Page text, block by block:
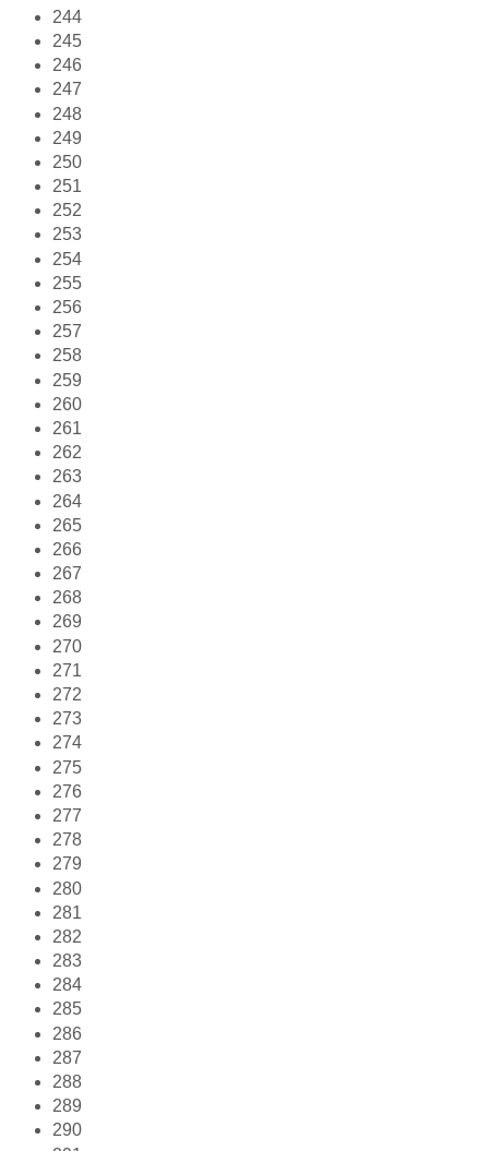
244
245
246
247
248
249
250
251
252
253
254
255
256
257
258
259
260
261
262
263
264
265
266
267
268
269
270
271
272
273
274
275
276
277
278
279
280
281
282
283
284
285
286
287
288
289
290